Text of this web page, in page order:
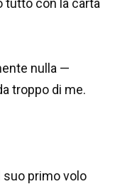
tutto con la carta
nulla —
troppo di me.
suo primo volo